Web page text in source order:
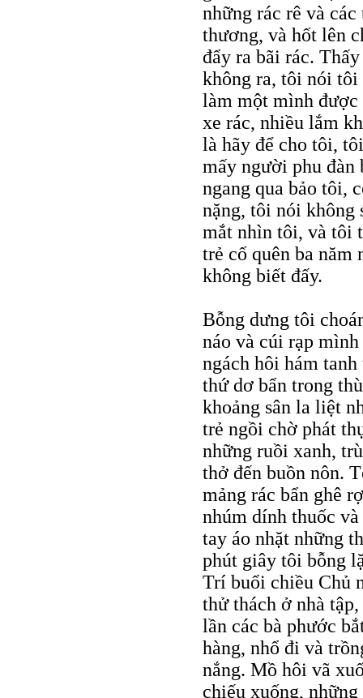
những rác rê và
thương, và hốt lên
đẩy ra bãi rác.
không ra, tôi nói tôi
làm một mình
xe rác, nhiều lắm
là hãy để cho tôi,
mấy người phu đàn
ngang qua bảo tôi,
nặng, tôi nói không
mắt nhìn tôi, và tôi
trẻ cố quên ba năm
không biết đấy.
Bỗng dưng tôi
náo và cúi rạp
ngách hôi hám
thứ dơ bẩn trong
khoảng sân la liệt
trẻ ngồi chờ phát
những ruồi xanh,
thở đến buồn nôn.
mảng rác bẩn ghê
nhúm dính thuốc
tay áo nhặt những
phút giây tôi bỗng
Trí buổi chiều Chủ
thử thách ở nhà
lần các bà phước
hàng, nhổ đi và
nắng. Mồ hôi vã
chiếu xuống,